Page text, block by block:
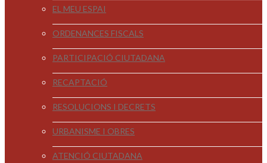
EL MEU ESPAI
ORDENANCES FISCALS
PARTICIPACIÓ CIUTADANA
RECAPTACIÓ
RESOLUCIONS I DECRETS
URBANISME I OBRES
ATENCIÓ CIUTADANA